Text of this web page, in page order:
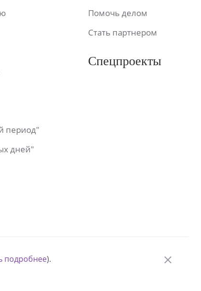
период"
дней"
Помочь делом
Стать партнером
Спецпроекты
подробнее).